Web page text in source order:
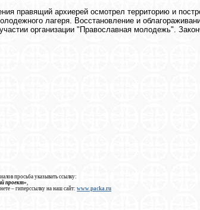
правящий архиерей осмотрел территорию и
лагеря. Восстановление и
организации "Православная молодежь".
просьба указывать ссылку:
проект»,
– гиперссылку на наш сайт: www.packa.ru